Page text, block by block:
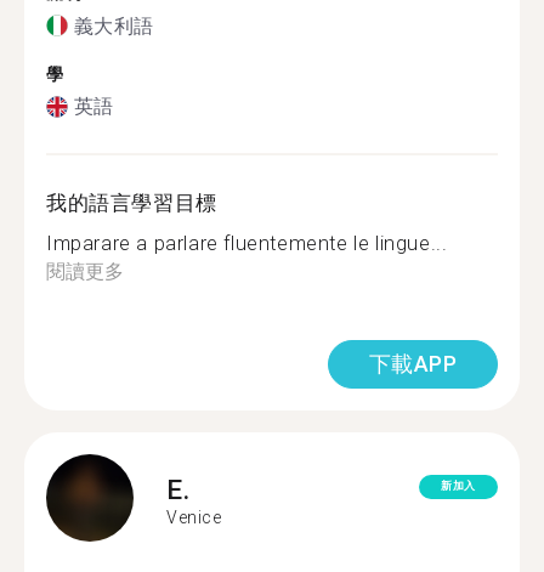
義大利語
學
英語
我的語言學習目標
Imparare a parlare fluentemente le lingue...
閱讀更多
下載APP
E.
Venice
新加入